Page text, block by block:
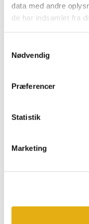
data med andre
de har indsamlet fra
Nødvendig
Præferencer
Statistik
Marketing
Klistermærker &
Dansk
Deutsch
601361
Forside/Webshop/
Tilmeld dig vores